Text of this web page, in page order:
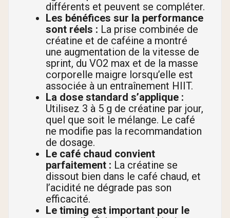
différents et peuvent se compléter.
Les bénéfices sur la performance
sont réels : La prise combinée de
créatine et de caféine a montré
une augmentation de la vitesse de
sprint, du VO2 max et de la masse
corporelle maigre lorsqu’elle est
associée à un entraînement HIIT.
La dose standard s’applique :
Utilisez 3 à 5 g de créatine par jour,
quel que soit le mélange. Le café
ne modifie pas la recommandation
de dosage.
Le café chaud convient
parfaitement : La créatine se
dissout bien dans le café chaud, et
l’acidité ne dégrade pas son
efficacité.
Le timing est important pour le